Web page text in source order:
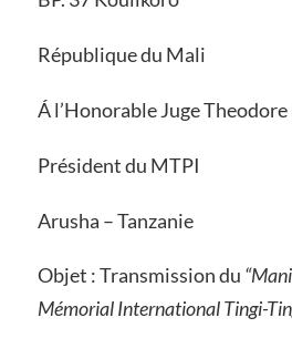
République du Mali
Á l’Honorable Juge
Président du MTPI
Arusha – Tanzanie
Objet : Transmission du
Mémorial International Tingi-